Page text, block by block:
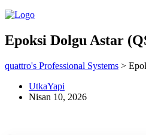
Epoksi Dolgu Astar
quattro's Professional Systems >
UtkaYapi
Nisan 10, 2026